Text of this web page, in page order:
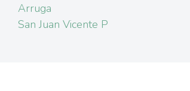
Arruga
San Juan Vicente P